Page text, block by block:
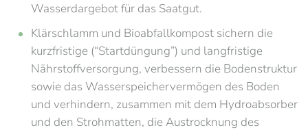
Wasserdargebot für das Saatgut.
Klärschlamm und Bioabfallkompost sichern die
kurzfristige (“Startdüngung”) und langfristige
Nährstoffversorgung, verbessern die Bodenstruktur
sowie das Wasserspeichervermögen des Boden
und verhindern, zusammen mit dem Hydroabsorber
und den Strohmatten, die Austrocknung des